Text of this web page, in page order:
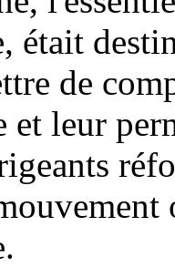
était
de
et leur